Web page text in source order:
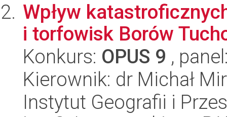
Wpływ
i torfowisk Borów
Konkurs: OPUS 9 ,
Kierownik: dr Michał
Instytut Geografii i